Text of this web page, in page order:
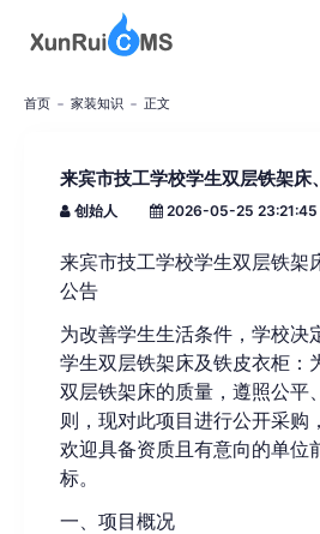
首页 家装知识 正文
来宾市技工学校学生双层铁架床
创始人 2026-05-25 23:21:45
来宾市技工学校学生双层铁架
公告
为改善学生生活条件，学校决
学生双层铁架床及铁皮衣柜：
双层铁架床的质量，遵照公平
则，现对此项目进行公开采购
欢迎具备资质且有意向的单位
标。
一、项目概况